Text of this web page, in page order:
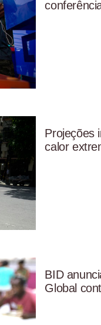
Projeções
calor
BID
Global